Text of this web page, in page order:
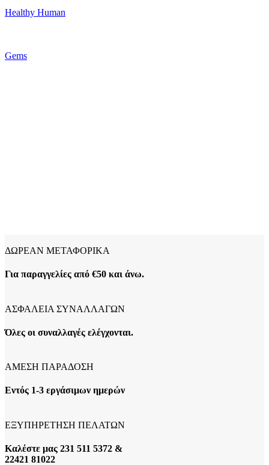
Healthy Human
Gems
ΔΩΡΕΑΝ ΜΕΤΑΦΟΡΙΚΑ
Για παραγγελίες από €50 και άνω.
ΑΣΦΑΛΕΙΑ ΣΥΝΑΛΛΑΓΩΝ
Όλες οι συναλλαγές ελέγχονται.
ΑΜΕΣΗ ΠΑΡΑΔΟΣΗ
Εντός 1-3 εργάσιμων ημερών
ΕΞΥΠΗΡΕΤΗΣΗ ΠΕΛΑΤΩΝ
Καλέστε μας 231 511 5372 &
22421 81022